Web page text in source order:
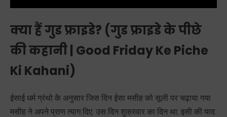
क्या हैं गुड फ्राइडे? (गुड फ्राइडे के पीछे
की कहानी | Good Friday Ke Piche
Ki Kahani)
ईसाई धर्म ग्रंथो के अनुसार जिस दिन ईसा मसीह को सूली पर चढ़ाया गया
मसीह ने अपने प्राण त्याग दिए. उस दिन शुक्रवार का दिन था. इसी की याद